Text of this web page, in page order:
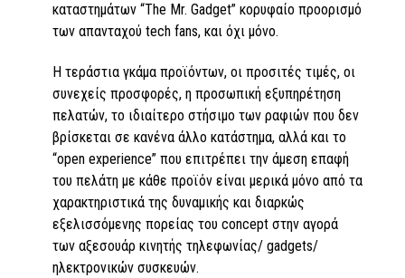
καταστηµάτων “The Mr. Gadget” κορυφαίο προορισµό
των απανταχού tech fans, και όχι μόνο.
Η τεράστια γκάµα προϊόντων, οι προσιτές τιµές, οι
συνεχείς προσφορές, η προσωπική εξυπηρέτηση
πελατών, το ιδιαίτερο στήσιµο των ραφιών που δεν
βρίσκεται σε κανένα άλλο κατάστηµα, αλλά και το
“open experience” που επιτρέπει την άµεση επαφή
του πελάτη µε κάθε προϊόν είναι µερικά µόνο από τα
χαρακτηριστικά της δυναµικής και διαρκώς
εξελισσόµενης πορείας του concept στην αγορά
των αξεσουάρ κινητής τηλεφωνίας/ gadgets/
ηλεκτρονικών συσκευών.